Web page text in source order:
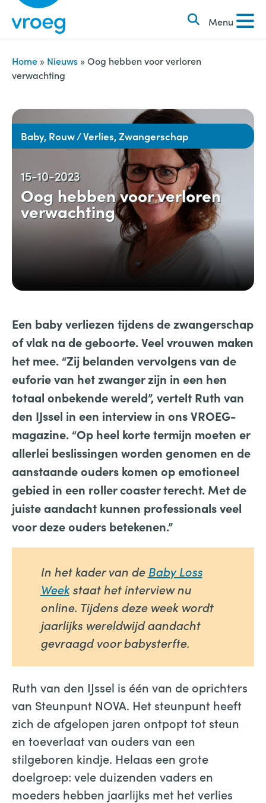
i
Menu
k
e
n
n
a
r
:
Home » Nieuws » Oog hebben voor verloren
verwachting
Baby, Rouw / Verlies, Zwangerschap
15-10-2023
Oog hebben voor verloren
verwachting
Een baby verliezen tijdens de zwangerschap
of vlak na de geboorte. Veel vrouwen maken
het mee. “Zij belanden vervolgens van de
euforie van het zwanger zijn in een hen
totaal onbekende wereld”, vertelt Ruth van
den IJssel in een interview in ons VROEG-
magazine. “Op heel korte termijn moeten er
allerlei beslissingen worden genomen en de
aanstaande ouders komen op emotioneel
gebied in een roller coaster terecht. Met de
juiste aandacht kunnen professionals veel
voor deze ouders betekenen.”
In het kader van de Baby Loss
Weekstaat het interview nu
online. Tijdens deze week wordt
jaarlijks wereldwijd aandacht
gevraagd voor babysterfte.
Ruth van den IJssel is één van de oprichters
van Steunpunt NOVA. Het steunpunt heeft
zich de afgelopen jaren ontpopt tot steun
en toeverlaat van ouders van een
stilgeboren kindje. Helaas een grote
doelgroep: vele duizenden vaders en
moeders hebben jaarlijks met het verlies